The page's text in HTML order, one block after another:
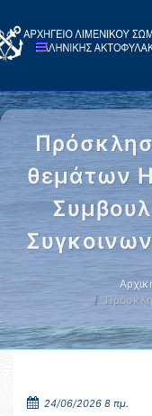
θεμάτων
24/06/2026 8 πμ.